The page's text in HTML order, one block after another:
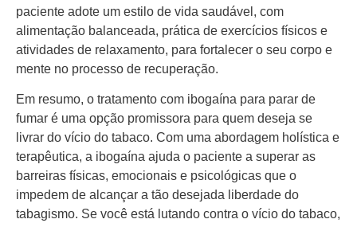
paciente adote um estilo de vida saudável, com
alimentação balanceada, prática de exercícios físicos e
atividades de relaxamento, para fortalecer o seu corpo e
mente no processo de recuperação.
Em resumo, o tratamento com ibogaína para parar de
fumar é uma opção promissora para quem deseja se
livrar do vício do tabaco. Com uma abordagem holística e
terapêutica, a ibogaína ajuda o paciente a superar as
barreiras físicas, emocionais e psicológicas que o
impedem de alcançar a tão desejada liberdade do
tabagismo. Se você está lutando contra o vício do tabaco,